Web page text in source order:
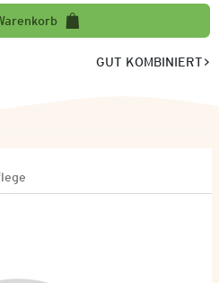
GUT KOMBINIERT